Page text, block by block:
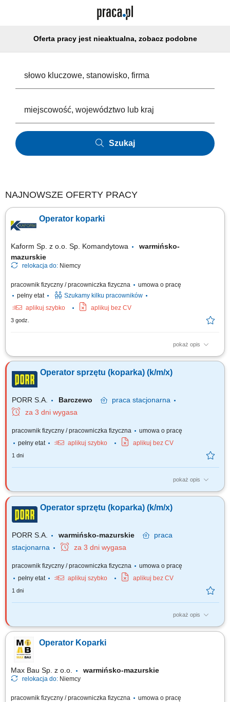
Oferta pracy jest nieaktualna, zobacz podobne
Szukaj
NAJNOWSZE OFERTY PRACY
Operator koparki
Kaform Sp. z o.o. Sp. Komandytowa
warmińsko-
mazurskie
relokacja do: Niemcy
pracownik fizyczny / pracowniczka fizyczna
umowa o pracę
pełny etat
Szukamy kilku pracowników
aplikuj szybko
aplikuj bez CV
3 godz.
pokaż opis
Opis stanowiska: Praca na koparce jednonaczyniowej; Po zakończeniu
Operator sprzętu (koparka) (k/m/x)
PORR S.A. Barczewo praca stacjonarna
za 3 dni wygasa
pracownik fizyczny / pracowniczka fizyczna
umowa o pracę
pełny etat
aplikuj szybko aplikuj bez CV
1 dni
pokaż opis
Zadania: Obsługa i eksploatacja sprzętu - koparki kołowej, Dbałość o
pracy, Kontrola stanu technicznego obsługiwanego sprzętu oraz
zgłaszanie usterek, Współpraca z brygadą roboczą w celu zapewnienia
Operator sprzętu (koparka) (k/m/x)
PORR S.A. warmińsko-mazurskie
praca
stacjonarna
za 3 dni wygasa
pracownik fizyczny / pracowniczka fizyczna
umowa o pracę
pełny etat
aplikuj szybko aplikuj bez CV
1 dni
pokaż opis
Zadania: Obsługa i eksploatacja sprzętu - koparki kołowej, Dbałość o
właściwą organizację pracy własnej oraz efektywne wykorzystanie czasu
pracy, Kontrola stanu technicznego obsługiwanego sprzętu oraz
zgłaszanie usterek, Współpraca z brygadą roboczą w celu zapewnienia
Operator Koparki
Max Bau Sp. z o.o. warmińsko-mazurskie
relokacja do: Niemcy
pracownik fizyczny / pracowniczka fizyczna
umowa o pracę